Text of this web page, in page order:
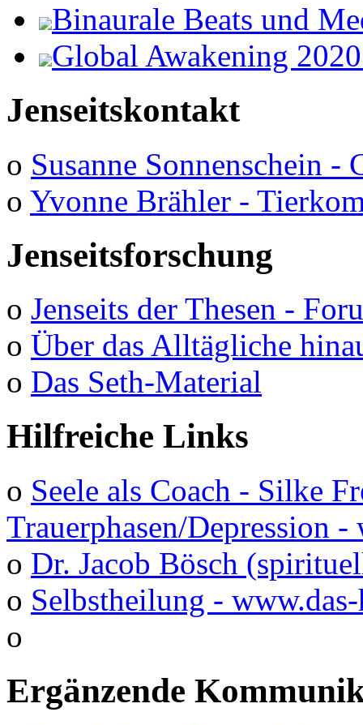
Binaurale Beats und
Global Awakening
Jenseitskontakt
o Susanne Sonnenschein -
o Yvonne Brähler -
Jenseitsforschung
o Jenseits der Thesen -
o Über das Alltägliche
o Das Seth-Material
Hilfreiche Links
o Seele als Coach - Silke
Trauerphasen/Depression
o Dr. Jacob Bösch
o Selbstheilung -
o
Ergänzende